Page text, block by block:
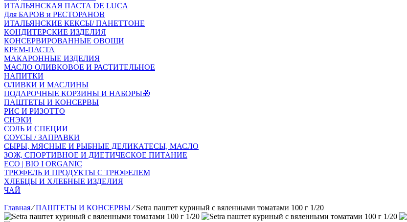
ИТАЛЬЯНСКАЯ ПАСТА DE LUCA
Для БАРОВ и РЕСТОРАНОВ
ИТАЛЬЯНСКИЕ КЕКСЫ/ ПАНЕТТОНЕ
КОНДИТЕРСКИЕ ИЗДЕЛИЯ
КОНСЕРВИРОВАННЫЕ ОВОЩИ
КРЕМ-ПАСТА
МАКАРОННЫЕ ИЗДЕЛИЯ
МАСЛО ОЛИВКОВОЕ И РАСТИТЕЛЬНОЕ
НАПИТКИ
ОЛИВКИ И МАСЛИНЫ
ПОДАРОЧНЫЕ КОРЗИНЫ И НАБОРЫ🎁
ПАШТЕТЫ И КОНСЕРВЫ
РИС И РИЗОТТО
СНЭКИ
СОЛЬ И СПЕЦИИ
СОУСЫ / ЗАПРАВКИ
СЫРЫ, МЯСНЫЕ И РЫБНЫЕ ДЕЛИКАТЕСЫ, МАСЛО
ЗОЖ, СПОРТИВНОЕ И ДИЕТИЧЕСКОЕ ПИТАНИЕ
ECO | BIO I ORGANIC
ТРЮФЕЛЬ И ПРОДУКТЫ С ТРЮФЕЛЕМ
ХЛЕБЦЫ И ХЛЕБНЫЕ ИЗДЕЛИЯ
ЧАЙ
Главная⁄ПАШТЕТЫ И КОНСЕРВЫ ⁄ Setra паштет куриный с вяленными томатами 100 г 1/20